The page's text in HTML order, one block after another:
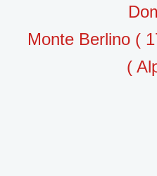
Monte Berlino (
(